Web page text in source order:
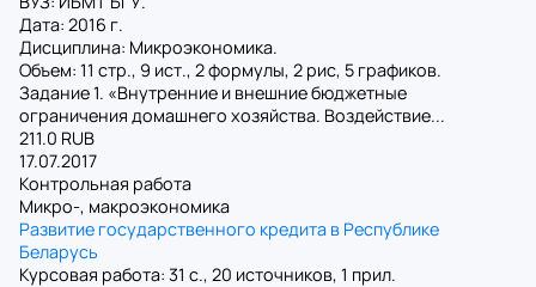
Дата: 2016 г.
Дисциплина: Микроэкономика.
Объем: 11 стр., 9 ист., 2 формулы, 2 рис, 5 графиков.
Задание 1. «Внутренние и внешние бюджетные
ограничения домашнего хозяйства. Воздействие...
211.0 RUB
17.07.2017
Контрольная работа
Микро-, макроэкономика
Развитие государственного кредита в Республике
Беларусь
Курсовая работа: 31 с., 20 источников, 1 прил.